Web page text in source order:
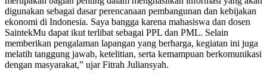
digunakan sebagai dasar perencanaan pembangunan dan kebijakan
ekonomi di Indonesia. Saya bangga karena mahasiswa dan dosen
SaintekMu dapat ikut terlibat sebagai PPL dan PML. Selain
memberikan pengalaman lapangan yang berharga, kegiatan ini juga
melatih tanggung jawab, ketelitian, serta kemampuan berkomunikasi
dengan masyarakat,” ujar Fitrah Juliansyah.